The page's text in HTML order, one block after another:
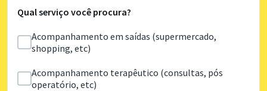
Qual serviço você procura?
Acompanhamento em saídas (supermercado,
shopping, etc)
Acompanhamento terapêutico (consultas, pós
operatório, etc)